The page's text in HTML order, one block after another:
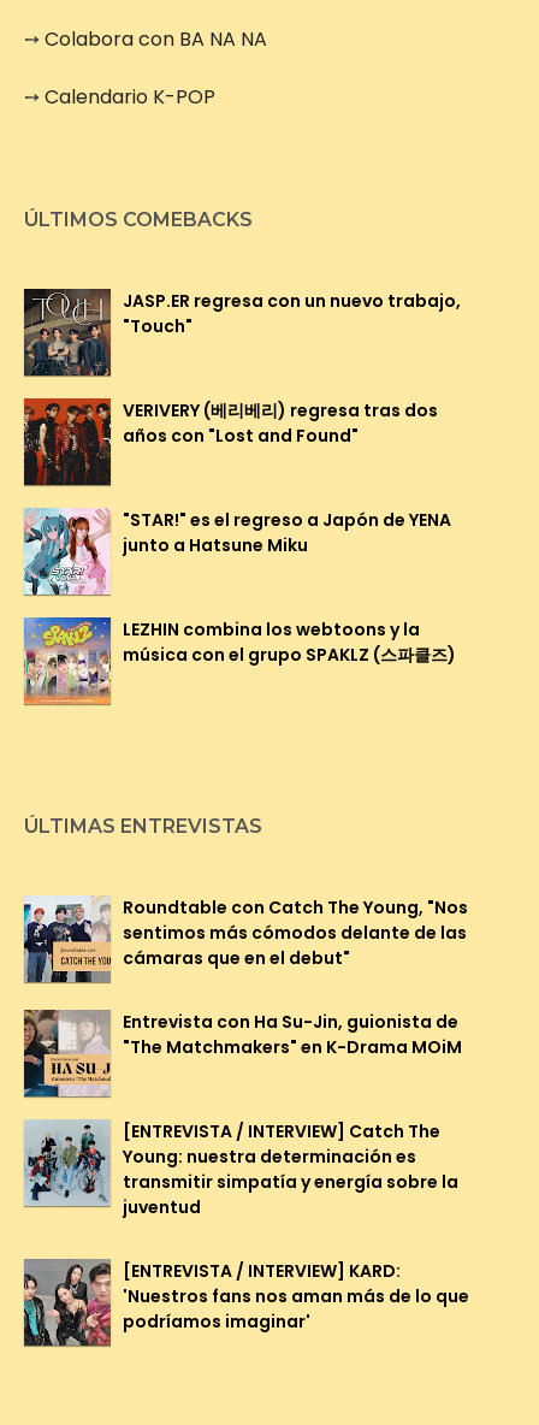
➙Colabora con BA NA NA
➙Calendario K-POP
ÚLTIMOS COMEBACKS
JASP.ER regresa con un nuevo trabajo,
"Touch"
VERIVERY (베리베리) regresa tras dos
años con "Lost and Found"
"STAR!" es el regreso a Japón de YENA
junto a Hatsune Miku
LEZHIN combina los webtoons y la
música con el grupo SPAKLZ (스파클즈)
ÚLTIMAS ENTREVISTAS
Roundtable con Catch The Young, "Nos
sentimos más cómodos delante de las
cámaras que en el debut"
Entrevista con Ha Su-Jin, guionista de
"The Matchmakers" en K-Drama MOiM
[ENTREVISTA / INTERVIEW] Catch The
Young: nuestra determinación es
transmitir simpatía y energía sobre la
juventud
[ENTREVISTA / INTERVIEW] KARD:
'Nuestros fans nos aman más de lo que
podríamos imaginar'